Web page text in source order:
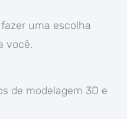
uma escolha
você.
de modelagem 3D e